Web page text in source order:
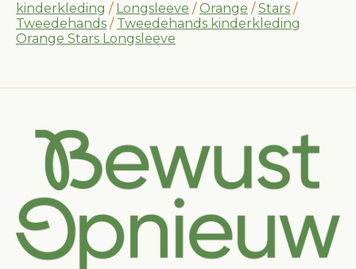
kinderkleding / Longsleeve / Orange / Stars /
Tweedehands / Tweedehands kinderkleding
Orange Stars Longsleeve